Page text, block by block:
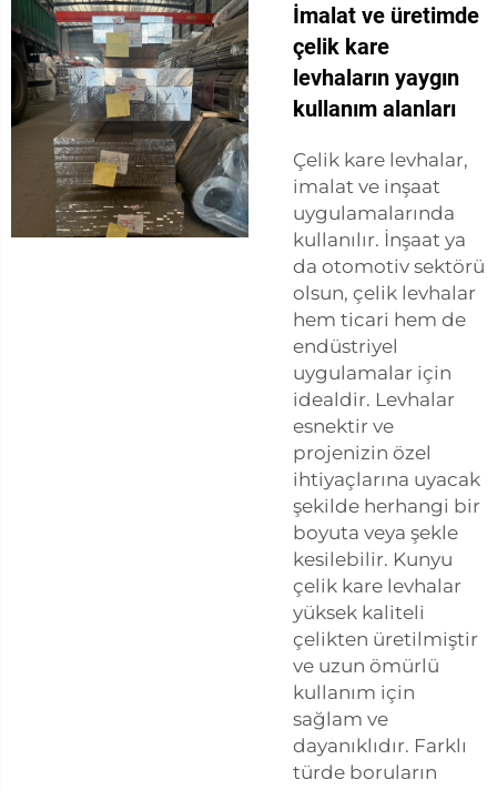
İmalat ve üretimde
çelik kare
levhaların yaygın
kullanım alanları
Çelik kare levhalar,
imalat ve inşaat
uygulamalarında
kullanılır. İnşaat ya
da otomotiv sektörü
olsun, çelik levhalar
hem ticari hem de
endüstriyel
uygulamalar için
idealdir. Levhalar
esnektir ve
projenizin özel
ihtiyaçlarına uyacak
şekilde herhangi bir
boyuta veya şekle
kesilebilir. Kunyu
çelik kare levhalar
yüksek kaliteli
çelikten üretilmiştir
ve uzun ömürlü
kullanım için
sağlam ve
dayanıklıdır. Farklı
türde boruların